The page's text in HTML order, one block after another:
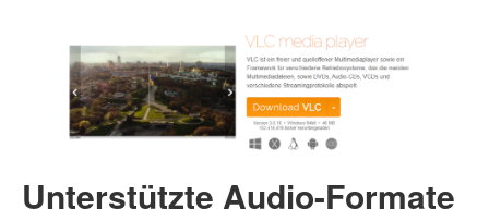
Unterstützte Audio-Formate